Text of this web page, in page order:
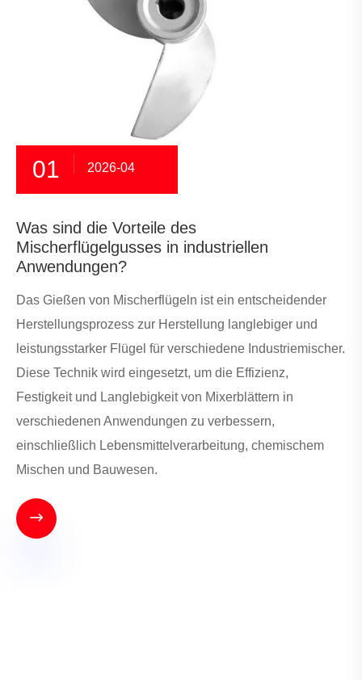
01 2026-04
Was sind die Vorteile des
Mischerflügelgusses in industriellen
Anwendungen?
Das Gießen von Mischerflügeln ist ein entscheidender
Herstellungsprozess zur Herstellung langlebiger und
leistungsstarker Flügel für verschiedene Industriemischer.
Diese Technik wird eingesetzt, um die Effizienz,
Festigkeit und Langlebigkeit von Mixerblättern in
verschiedenen Anwendungen zu verbessern,
einschließlich Lebensmittelverarbeitung, chemischem
Mischen und Bauwesen.
